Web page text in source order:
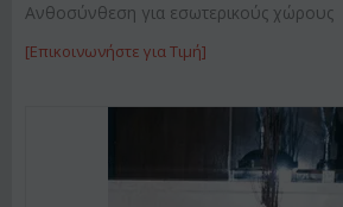
Ανθοσύνθεση για εσωτερικούς χώρους
[Επικοινωνήστε για Τιμή]